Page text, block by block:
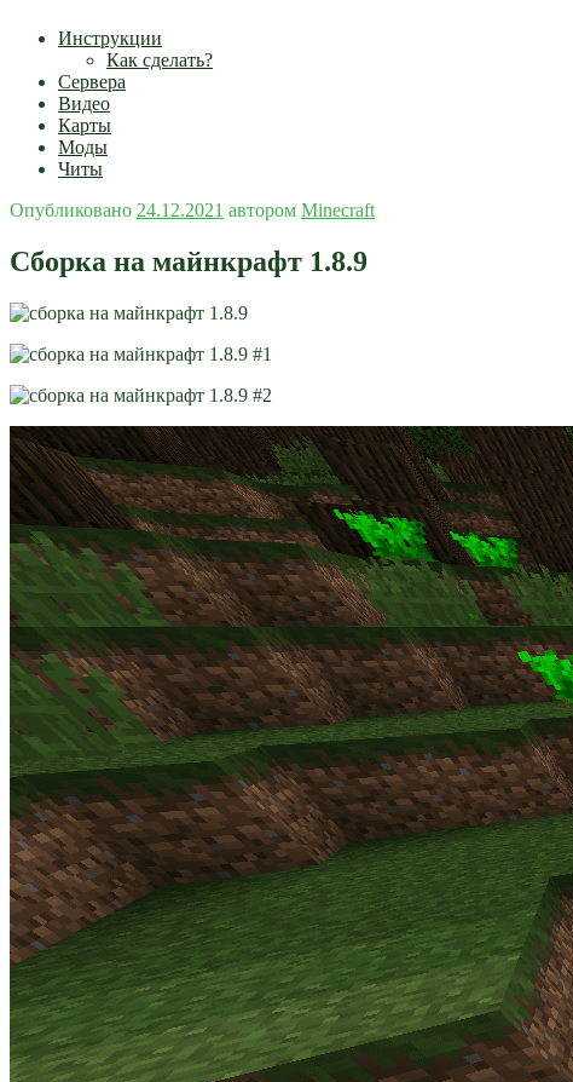
Инструкции
Как сделать?
Сервера
Видео
Карты
Моды
Читы
Опубликовано 24.12.2021 автором Minecraft
Сборка на майнкрафт 1.8.9